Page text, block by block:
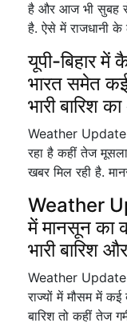
है और आज भी सुबह से
है. ऐसे में राजधानी के
यूपी-बिहार में
भारत समेत
भारी बारिश
Weather
रहा है कहीं तेज
खबर मिल रही है.
Weather
में मानसून का
भारी बारिश
Weather
राज्यों में मौसम में
बारिश तो कहीं तेज